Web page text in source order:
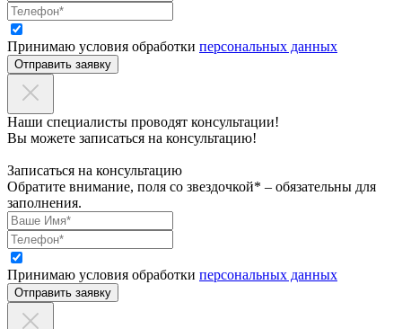
Принимаю условия обработки персональных данных
Отправить заявку
Наши специалисты проводят консультации!
Вы можете записаться на консультацию!
Записаться на консультацию
Обратите внимание, поля со звездочкой* – обязательны для
заполнения.
Принимаю условия обработки персональных данных
Отправить заявку